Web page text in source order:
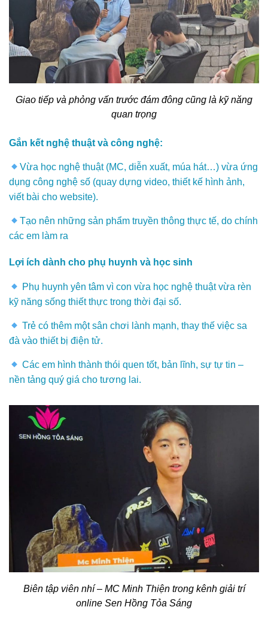
Giao tiếp và phỏng vấn trước đám đông cũng là kỹ năng
quan trọng
Gắn kết nghệ thuật và công nghệ:
Vừa học nghệ thuật (MC, diễn xuất, múa hát…) vừa ứng
dụng công nghệ số (quay dựng video, thiết kế hình ảnh,
viết bài cho website).
Tạo nên những sản phẩm truyền thông thực tế, do chính
các em làm ra
Lợi ích dành cho phụ huynh và học sinh
Phụ huynh yên tâm vì con vừa học nghệ thuật vừa rèn
kỹ năng sống thiết thực trong thời đại số.
Trẻ có thêm một sân chơi lành mạnh, thay thế việc sa
đà vào thiết bị điện tử.
Các em hình thành thói quen tốt, bản lĩnh, sự tự tin –
nền tảng quý giá cho tương lai.
Biên tập viên nhí – MC Minh Thiện trong kênh giải trí
online Sen Hồng Tỏa Sáng